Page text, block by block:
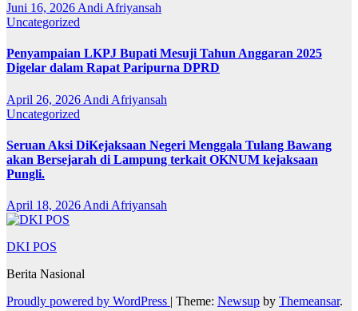
Juni 16, 2026 Andi Afriyansah
Uncategorized
Penyampaian LKPJ Bupati Mesuji Tahun Anggaran 2025
Digelar dalam Rapat Paripurna DPRD
April 26, 2026 Andi Afriyansah
Uncategorized
Seruan Aksi DiKejaksaan Negeri Menggala Tulang Bawang
akan Bersejarah di Lampung terkait OKNUM kejaksaan
Pungli.
April 18, 2026 Andi Afriyansah
DKI POS
Berita Nasional
Proudly powered by WordPress | Theme: Newsup by Themeansar.